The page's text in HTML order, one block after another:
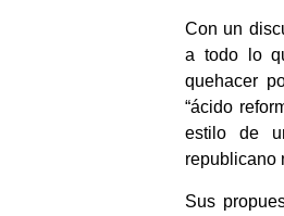
Con un
a todo lo
quehacer
“ácido
estilo de
republicano
Sus